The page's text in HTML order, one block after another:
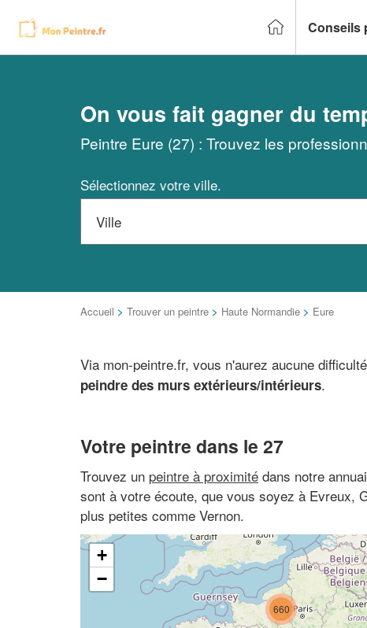
Conseils
On vous fait gagner du
Peintre Eure (27) : Trouvez les
Sélectionnez votre ville.
Accueil > Trouver un peintre > Haute Normandie > Eure
Via mon-peintre.fr, vous n'aurez aucune
peindre des murs extérieurs/intérieurs.
Votre peintre dans le 27
Trouvez un peintre à proximité dans notre
sont à votre écoute, que vous soyez à Evreux,
plus petites comme Vernon.
660
+
−